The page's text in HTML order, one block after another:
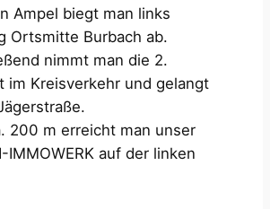
Ampel biegt man links
Ortsmitte Burbach ab.
nimmt man die 2.
im Kreisverkehr und gelangt
200 m erreicht man unser
IMMOWERK auf der linken